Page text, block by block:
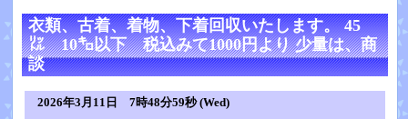
衣類、古着、着物、下着回収いたします。 45
㍑ 10㌔以下 税込みて1000円より 少量は、商
談
2026年3月11日 7時48分59秒 (Wed)